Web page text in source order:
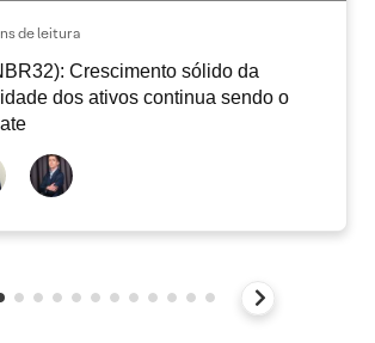
de leitura
Crescimento sólido da
dos ativos continua sendo o